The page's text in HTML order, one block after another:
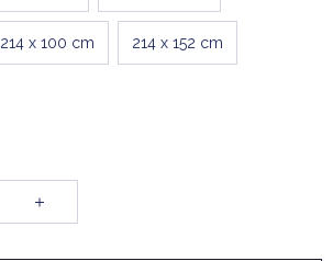
214 x 100 cm 214 x 152 cm